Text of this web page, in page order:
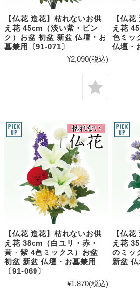
【仏花 造花】枯れないお供
え花 45cm（淡い紫・ピン
ク）お盆 初盆 新盆 仏壇・お
墓兼用〔91-071〕
¥2,090(税込)
【仏
え花
色ミッ
仏壇・
【仏花 造花】枯れないお供
え花 38cm（白ユリ・赤・
黄・紫 4色ミックス）お盆
初盆 新盆 仏壇・お墓兼用
〔91-069〕
¥1,870(税込)
【仏
え花
のミッ
新盆 仏